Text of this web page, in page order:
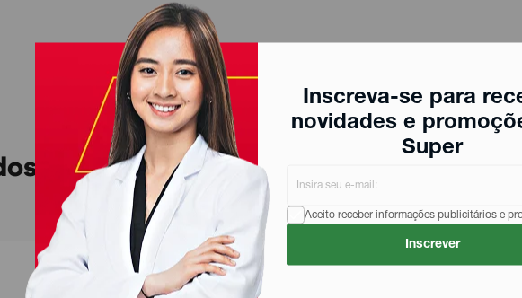
Inscreva-se para
novidades e
Super
Aceito receber informações publicitários e
Inscrever